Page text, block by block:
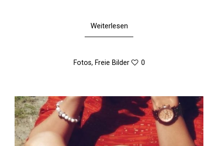
Weiterlesen
Fotos, Freie Bilder 0